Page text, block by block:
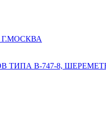
В-747-8,